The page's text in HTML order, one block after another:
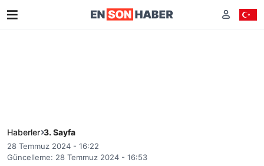
Haberler 3. Sayfa
28 Temmuz 2024 - 16:22
Güncelleme: 28 Temmuz 2024 - 16:53